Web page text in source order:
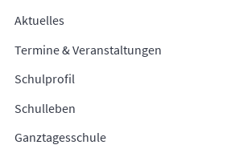
Aktuelles
Termine & Veranstaltungen
Schulprofil
Schulleben
Ganztagesschule